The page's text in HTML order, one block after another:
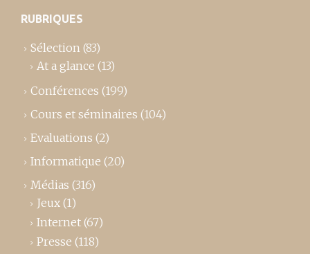
RUBRIQUES
Sélection (83)
At a glance (13)
Conférences (199)
Cours et séminaires (104)
Evaluations (2)
Informatique (20)
Médias (316)
Jeux (1)
Internet (67)
Presse (118)